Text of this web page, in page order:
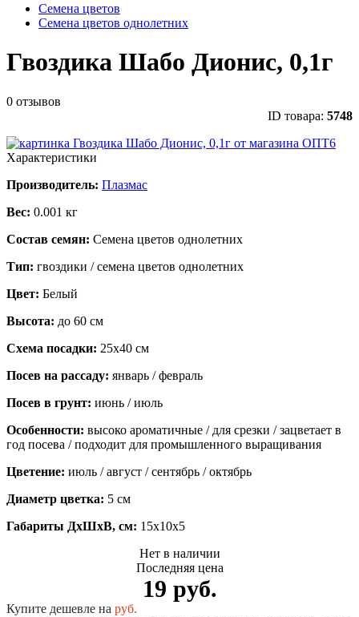
Семена цветов
Семена цветов однолетних
Гвоздика Шабо Дионис, 0,1г
0 отзывов
ID товара: 5748
Характеристики
Производитель: Плазмас
Вес: 0.001 кг
Состав семян: Семена цветов однолетних
Тип: гвоздики / семена цветов однолетних
Цвет: Белый
Высота: до 60 см
Схема посадки: 25х40 см
Посев на рассаду: январь / февраль
Посев в грунт: июнь / июль
Особенности: высоко ароматичные / для срезки / зацветает в
год посева / подходит для промышленного выращивания
Цветение: июль / август / сентябрь / октябрь
Диаметр цветка: 5 см
Габариты ДхШхВ, см: 15x10x5
Нет в наличии
Последняя цена
19 руб.
Купите дешевле на руб.